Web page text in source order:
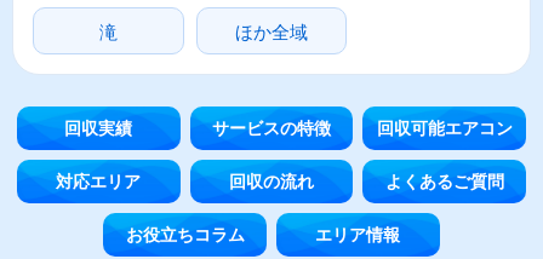
滝 ほか全域
回収実績 サービスの特徴 回収可能エアコン
対応エリア 回収の流れ よくあるご質問
お役立ちコラム エリア情報